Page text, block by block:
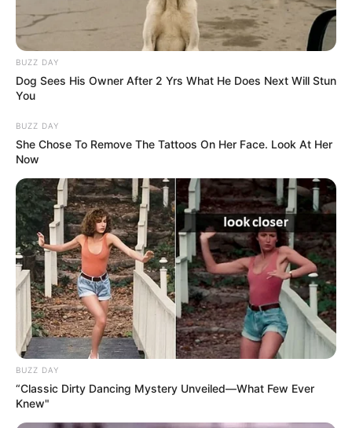
Informationen über Baden-Baden:
BUZZ DAY
Dog Sees His Owner After 2 Yrs What He Does Next Will Stun
You
BUZZ DAY
She Chose To Remove The Tattoos On Her Face. Look At Her
Now
BUZZ DAY
“Classic Dirty Dancing Mystery Unveiled—What Few Ever
Knew"